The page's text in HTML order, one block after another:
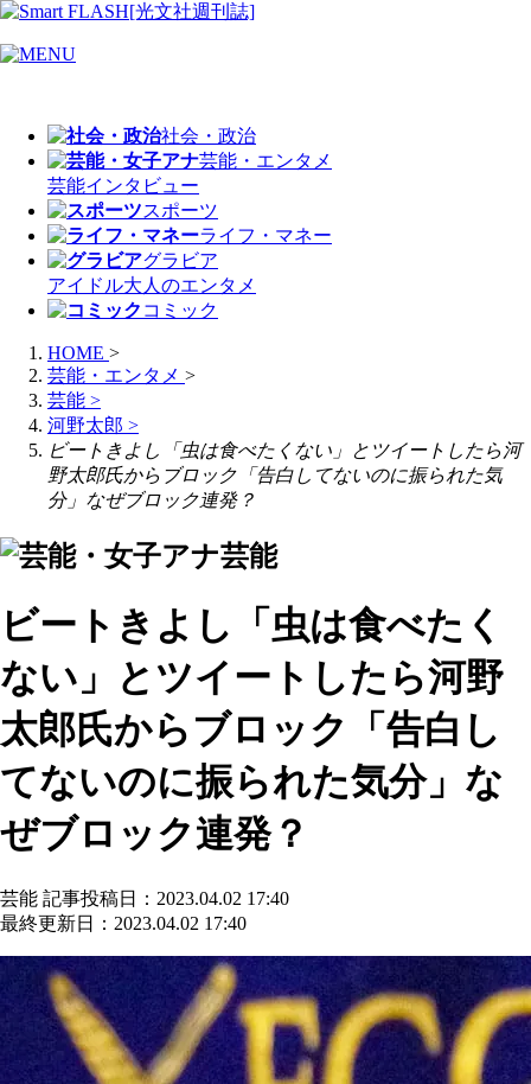
社会・政治
芸能・エンタメ
芸能インタビュー
スポーツ
ライフ・マネー
グラビア
アイドル大人のエンタメ
コミック
HOME >
芸能・エンタメ >
芸能 >
河野太郎 >
ビートきよし「虫は食べたくない」とツイートしたら河
野太郎氏からブロック「告白してないのに振られた気
分」なぜブロック連発？
芸能
ビートきよし「虫は食べたく
ない」とツイートしたら河野
太郎氏からブロック「告白し
てないのに振られた気分」な
ぜブロック連発？
芸能 記事投稿日：2023.04.02 17:40
最終更新日：2023.04.02 17:40